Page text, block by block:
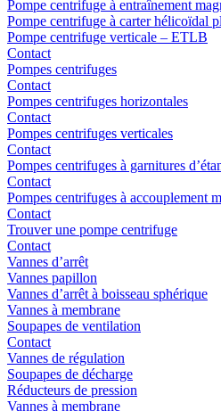
Pompe centrifuge à entraînement
Pompe centrifuge à carter hélicoïdal
Pompe centrifuge verticale – ETLB
Contact
Pompes centrifuges
Contact
Pompes centrifuges horizontales
Contact
Pompes centrifuges verticales
Contact
Pompes centrifuges à garnitures
Contact
Pompes centrifuges à accouplement
Contact
Trouver une pompe centrifuge
Contact
Vannes d’arrêt
Vannes papillon
Vannes d’arrêt à boisseau sphérique
Vannes à membrane
Soupapes de ventilation
Contact
Vannes de régulation
Soupapes de décharge
Réducteurs de pression
Vannes à membrane